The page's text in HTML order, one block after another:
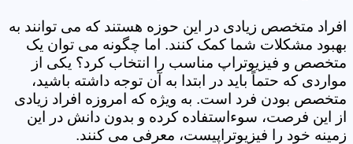
افراد متخصص زیادی در این حوزه هستند که می توانند به
بهبود مشکلات شما کمک کنند. اما چگونه می توان یک
متخصص و فیزیوتراپ مناسب را انتخاب کرد؟ یکی از
مواردی که حتماً باید در ابتدا به آن توجه داشته باشید،
متخصص بودن فرد است. به ویژه که امروزه افراد زیادی
از این فرصت، سوءاستفاده کرده و بدون دانش در این
زمینه خود را فیزیوتراپیست، معرفی می کنند.